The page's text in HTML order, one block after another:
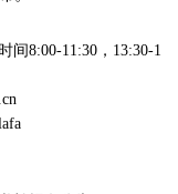
间8:00-11:30，13:30-1